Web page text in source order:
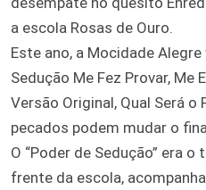
a escola Rosas de Ouro.
Este ano, a Mocidade
Sedução Me Fez Provar, Me
Versão Original, Qual Será
pecados podem mudar o
O “Poder de Sedução” era
frente da escola,